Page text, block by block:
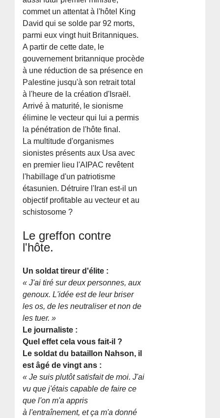
commet un attentat à l'hôtel King
David qui se solde par 92 morts,
parmi eux vingt huit Britanniques.
A partir de cette date, le
gouvernement britannique procède
à une réduction de sa présence en
Palestine jusqu'à son retrait total
à l'heure de la création d'Israël.
Arrivé à maturité, le sionisme
élimine le vecteur qui lui a permis
la pénétration de l'hôte final.
La multitude d'organismes
sionistes présents aux Usa avec
en premier lieu l'AIPAC revêtent
l'habillage d'un patriotisme
étasunien. Détruire l'Iran est-il un
objectif profitable au vecteur et au
schistosome ?
Le greffon contre
l'hôte.
Un soldat tireur d'élite :
« J'ai tiré sur deux personnes, aux
genoux. L'idée est de leur briser
les os, de les neutraliser et non de
les tuer. »
Le journaliste :
Quel effet cela vous fait-il ?
Le soldat du bataillon Nahson, il
est âgé de vingt ans :
« Je suis plutôt satisfait de moi. J'ai
vu que j'étais capable de faire ce
que l'on m'a appris
à l'entraînement, et ça m'a donné